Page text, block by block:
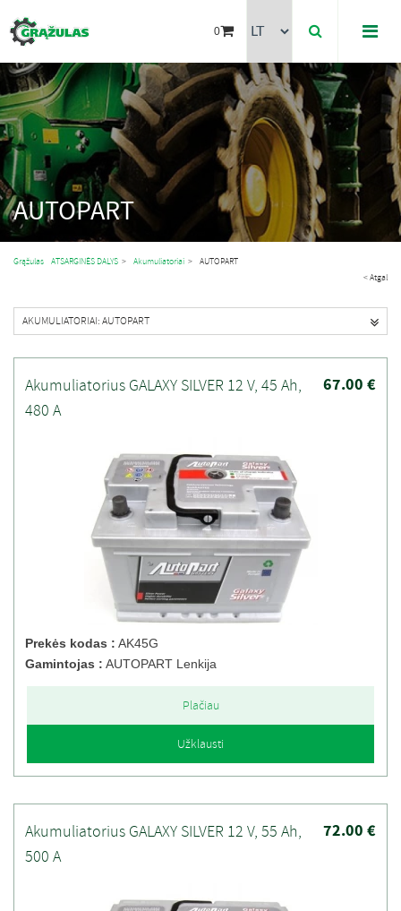
0
AUTOPART
Grąžulas ATSARGINĖS DALYS > Akumuliatoriai >
AUTOPART
< Atgal
AKUMULIATORIAI: AUTOPART
67.00 €
Akumuliatorius GALAXY SILVER 12 V, 45 Ah,
480 A
Prekės kodas : AK45G
Gamintojas : AUTOPART Lenkija
Plačiau
Užklausti
72.00 €
Akumuliatorius GALAXY SILVER 12 V, 55 Ah,
500 A